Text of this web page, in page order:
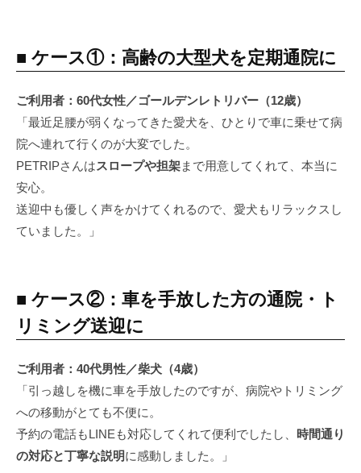
■ ケース①：高齢の大型犬を定期通院に
ご利用者：60代女性／ゴールデンレトリバー（12歳）
「最近足腰が弱くなってきた愛犬を、ひとりで車に乗せて病
院へ連れて行くのが大変でした。
PETRIPさんはスロープや担架まで用意してくれて、本当に
安心。
送迎中も優しく声をかけてくれるので、愛犬もリラックスし
ていました。」
■ ケース②：車を手放した方の通院・ト
リミング送迎に
ご利用者：40代男性／柴犬（4歳）
「引っ越しを機に車を手放したのですが、病院やトリミング
への移動がとても不便に。
予約の電話もLINEも対応してくれて便利でしたし、 時間通り
の対応と丁寧な説明に感動しました。」